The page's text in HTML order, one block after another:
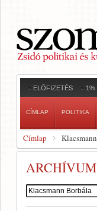
ELŐFIZETÉS 1%
CÍMLAP POLITIKA
Címlap
ARCHÍVUM
Szerző: